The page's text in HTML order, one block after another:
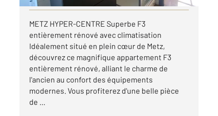
METZ HYPER-CENTRE Superbe F3
entièrement rénové avec climatisation
Idéalement situé en plein cœur de Metz,
découvrez ce magnifique appartement F3
entièrement rénové, alliant le charme de
l'ancien au confort des équipements
modernes. Vous profiterez d'une belle pièce
de ...